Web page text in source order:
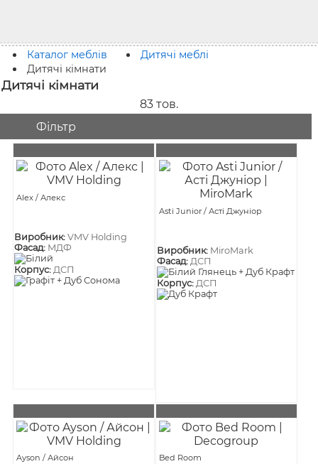
Каталог меблів
Дитячі меблі
Дитячі кімнати
Дитячі кімнати
83 тов.
Фільтр
Alex / Алекс
Виробник:VMV Holding
Фасад: МДФ
Корпус: ДСП
Asti Junior / Асті Джуніор
Виробник: MiroMark
Фасад: ДСП
Корпус: ДСП
Ayson / Айсон Bed Room